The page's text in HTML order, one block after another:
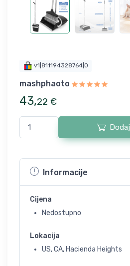
v1|811194328764|0
mashphaoto
43,22 €
Informacije
Cijena
Nedostupno
Lokacija
US, CA, Hacienda Heights